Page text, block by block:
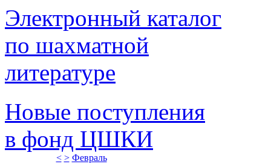
Электронный каталог
по шахматной
литературе
Новые поступления
в фонд ЦШКИ
< > Февраль